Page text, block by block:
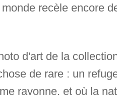
recèle encore
d'art de la
de rare : un
rayonne, et où la